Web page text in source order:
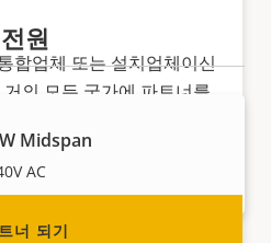
전원
Midspan
AC
합업체 또는 설치업체이신
의 모든 국가에 파트너를
요!
너 되기